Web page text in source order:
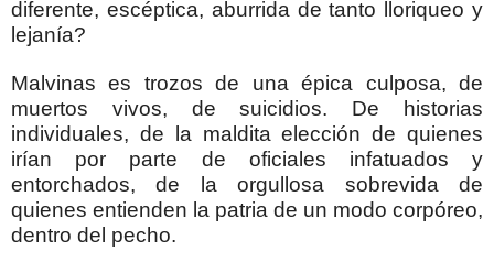
diferente, escéptica, aburrida de tanto lloriqueo y
lejanía?
Malvinas es trozos de una épica culposa, de
muertos vivos, de suicidios. De historias
individuales, de la maldita elección de quienes
irían por parte de oficiales infatuados y
entorchados, de la orgullosa sobrevida de
quienes entienden la patria de un modo corpóreo,
dentro del pecho.